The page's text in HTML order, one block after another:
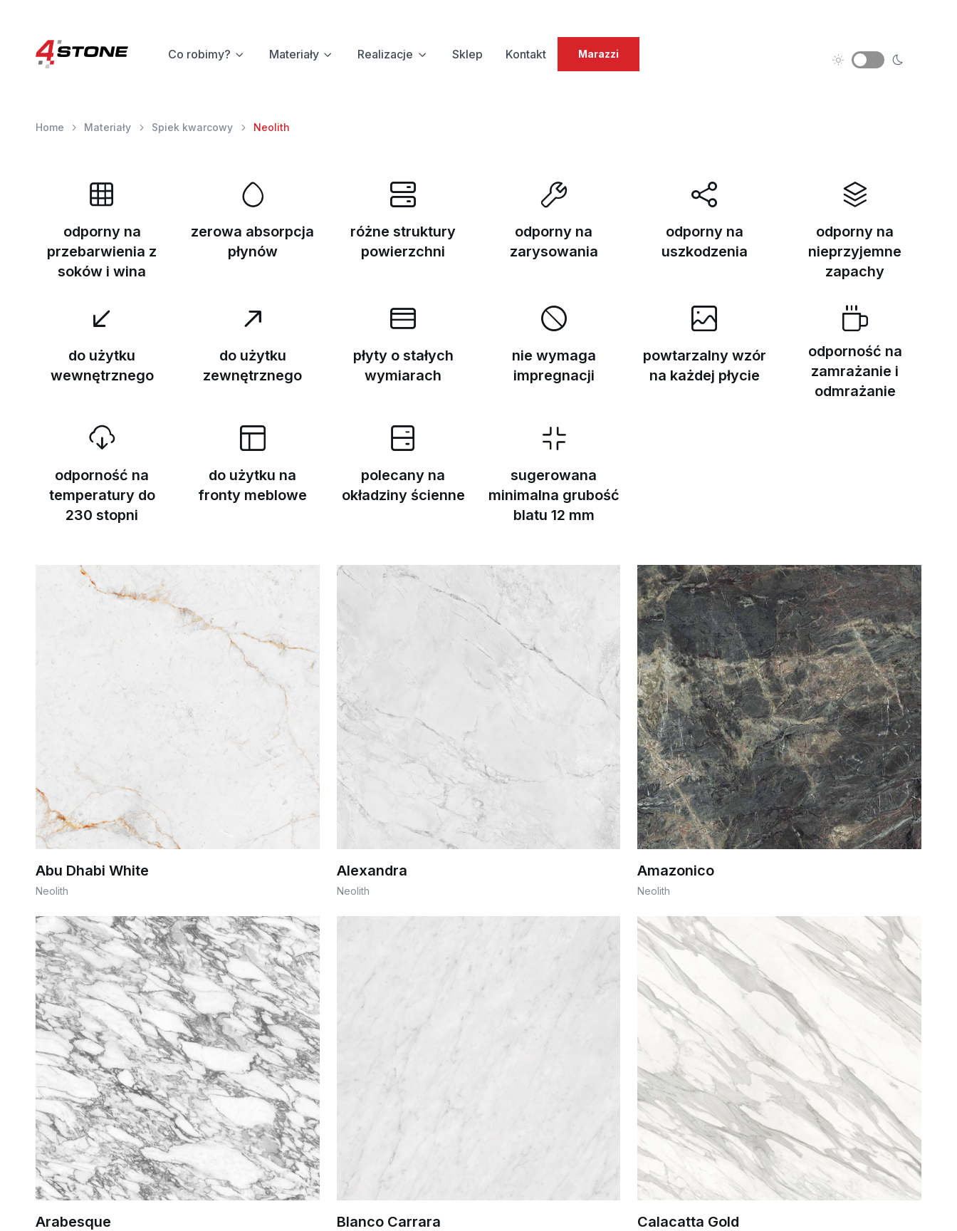
Co robimy? Materiały Realizacje Sklep Kontakt Marazzi
Home Materiały Spiek kwarcowy Neolith
odporny na
przebarwienia z
soków i wina
zerowa absorpcja
płynów
różne struktury
powierzchni
odporny na
zarysowania
odporny na
uszkodzenia
odporny na
nieprzyjemne
zapachy
do użytku
wewnętrznego
do użytku
zewnętrznego
płyty o stałych
wymiarach
nie wymaga
impregnacji
powtarzalny wzór
na każdej płycie
odporność na
zamrażanie i
odmrażanie
odporność na
temperatury do
230 stopni
do użytku na
fronty meblowe
polecany na
okładziny ścienne
sugerowana
minimalna grubość
blatu 12 mm
Abu Dhabi White
Neolith
Alexandra
Neolith
Amazonico
Neolith
Arabesque Blanco Carrara Calacatta Gold